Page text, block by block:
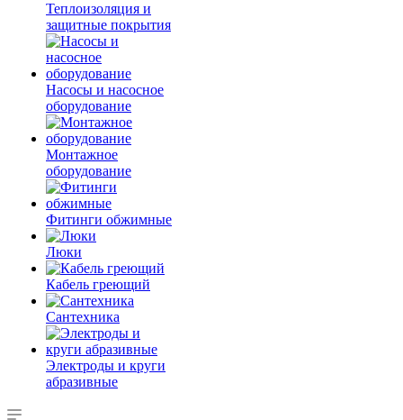
Теплоизоляция и
защитные покрытия
Насосы и насосное
оборудование
Монтажное
оборудование
Фитинги обжимные
Люки
Кабель греющий
Сантехника
Электроды и круги
абразивные